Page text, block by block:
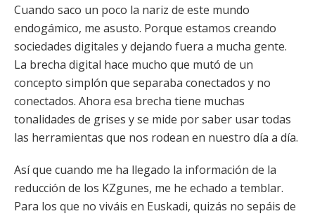
Cuando saco un poco la nariz de este mundo
endogámico, me asusto. Porque estamos creando
sociedades digitales y dejando fuera a mucha gente.
La brecha digital hace mucho que mutó de un
concepto simplón que separaba conectados y no
conectados. Ahora esa brecha tiene muchas
tonalidades de grises y se mide por saber usar todas
las herramientas que nos rodean en nuestro día a día.
Así que cuando me ha llegado la información de la
reducción de los KZgunes, me he echado a temblar.
Para los que no viváis en Euskadi, quizás no sepáis de